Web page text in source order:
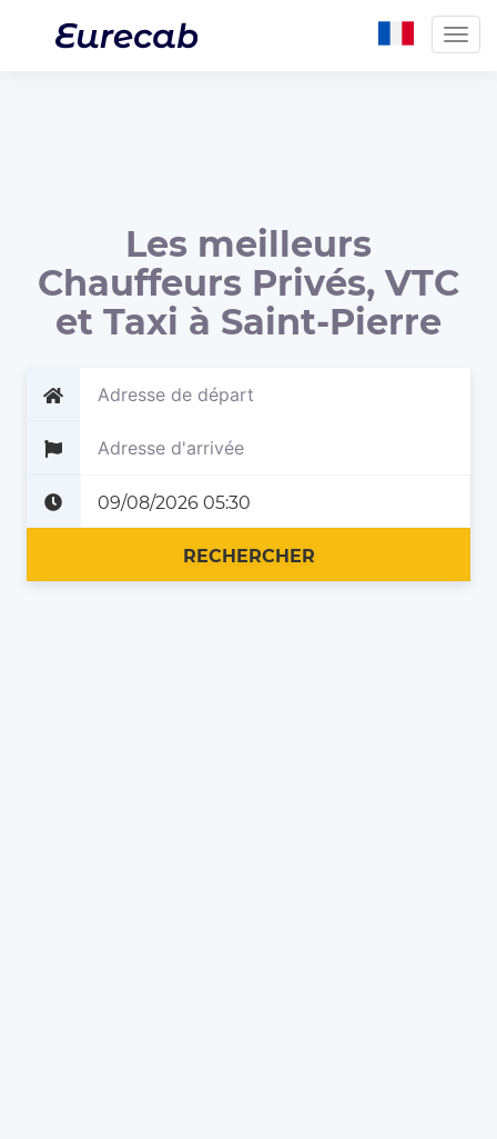
Les meilleurs
Chauffeurs Privés, VTC
et Taxi à Saint-Pierre
RECHERCHER